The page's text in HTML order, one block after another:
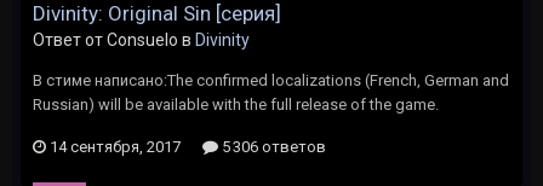
Divinity: Original Sin [серия]
Ответ от Consuelo в Divinity
В стиме написано:The confirmed localizations (French, German and
Russian) will be available with the full release of the game.
14 сентября, 2017 5 306 ответов